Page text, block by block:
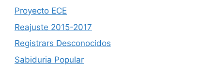
Proyecto ECE
Reajuste 2015-2017
Registrars Desconocidos
Sabiduria Popular